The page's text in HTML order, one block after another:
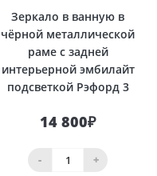
Зеркало в ванную в
чёрной металлической
раме с задней
интерьерной эмбилайт
подсветкой Рэфорд 3
14 800₽
- +